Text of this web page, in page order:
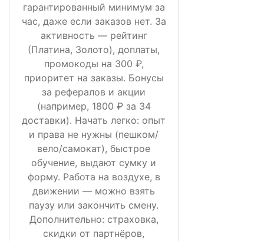
гарантированный минимум за
час, даже если заказов нет. За
активность — рейтинг
(Платина, Золото), доплаты,
промокоды на 300 ₽,
приоритет на заказы. Бонусы
за рефералов и акции
(например, 1800 ₽ за 34
доставки). Начать легко: опыт
и права не нужны (пешком/
вело/самокат), быстрое
обучение, выдают сумку и
форму. Работа на воздухе, в
движении — можно взять
паузу или закончить смену.
Дополнительно: страховка,
скидки от партнёров,